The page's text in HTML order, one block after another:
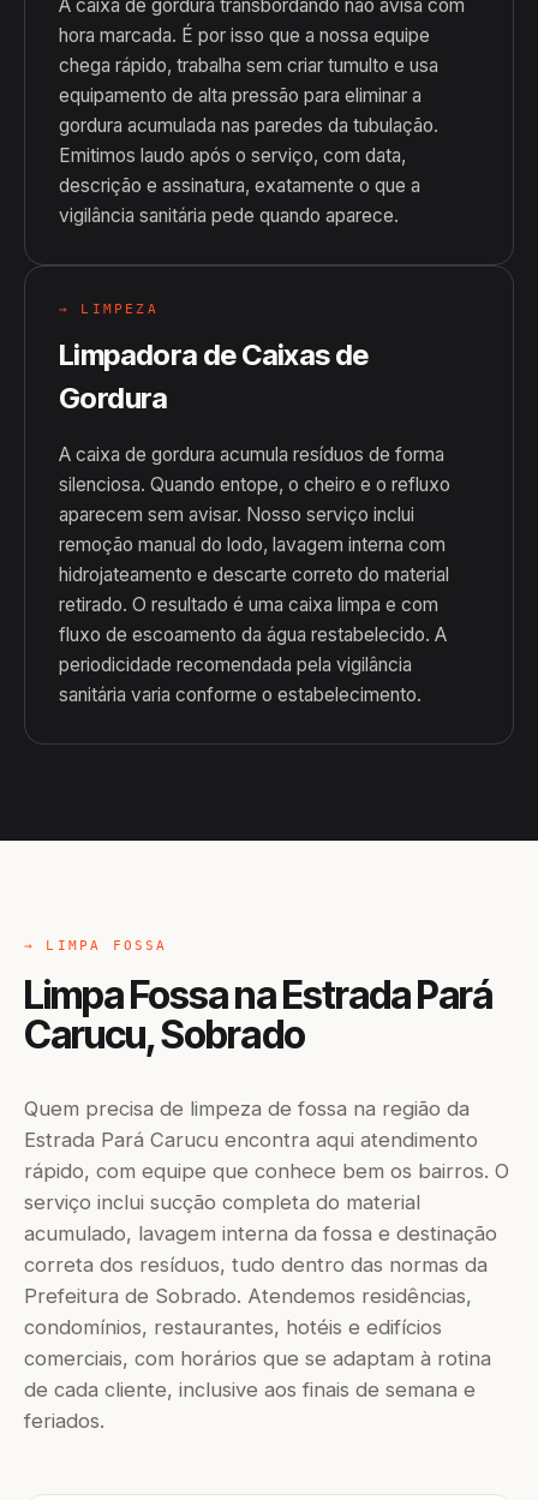
A caixa de gordura transbordando não avisa com
hora marcada. É por isso que a nossa equipe
chega rápido, trabalha sem criar tumulto e usa
equipamento de alta pressão para eliminar a
gordura acumulada nas paredes da tubulação.
Emitimos laudo após o serviço, com data,
descrição e assinatura, exatamente o que a
vigilância sanitária pede quando aparece.
→ LIMPEZA
Limpadora de Caixas de
Gordura
A caixa de gordura acumula resíduos de forma
silenciosa. Quando entope, o cheiro e o refluxo
aparecem sem avisar. Nosso serviço inclui
remoção manual do lodo, lavagem interna com
hidrojateamento e descarte correto do material
retirado. O resultado é uma caixa limpa e com
fluxo de escoamento da água restabelecido. A
periodicidade recomendada pela vigilância
sanitária varia conforme o estabelecimento.
→ LIMPA FOSSA
Limpa Fossa na Estrada Pará
Carucu, Sobrado
Quem precisa de limpeza de fossa na região da
Estrada Pará Carucu encontra aqui atendimento
rápido, com equipe que conhece bem os bairros. O
serviço inclui sucção completa do material
acumulado, lavagem interna da fossa e destinação
correta dos resíduos, tudo dentro das normas da
Prefeitura de Sobrado. Atendemos residências,
condomínios, restaurantes, hotéis e edifícios
comerciais, com horários que se adaptam à rotina
de cada cliente, inclusive aos finais de semana e
feriados.